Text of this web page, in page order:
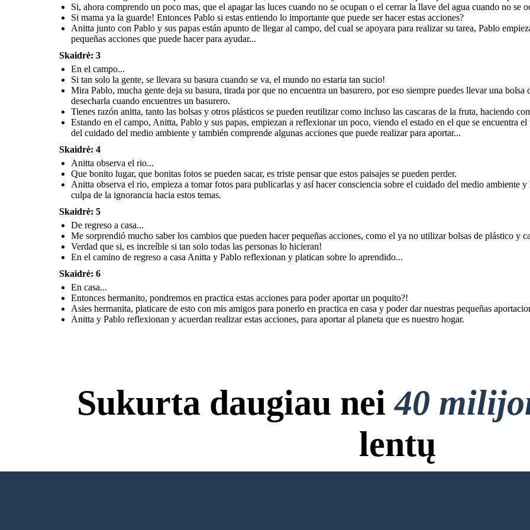
En el camino de regreso a casa Anitta y Pablo reflexionan y platican
sobre lo aprendido...
Anitta y Pablo reflexionan y acuerdan realizar estas acciones, para
aportar al planeta que es nuestro hogar.
hogar!
En casa...
Estando en el campo, Anitta, Pablo y sus papas, empiezan a reflexionar
un poco, viendo el estado en el que se encuentra elpaisaje, Pablo cada
vez entiende mas sobre la importancia del cuidado del medio ambiente y
también comprende algunas acciones que puede realizar para aportar...
Anitta y Pablo reflexionan y acuerdan realizar estas acciones, para
aportar al planeta que es nuestro hogar.
reutilizar como incluso las
cascaras de la fruta,
haciendo compostas para
las plantas o el jardin.
Asies hermanita, platicare
de esto con mis amigos para
ponerlo en practica en casa y
Si, ahora comprendo un poco mas, que el apagar las luces cuando no se ocupan o el cerrar la llave del agua cuando no se
Si mama ya la guarde! Entonces Pablo si estas entiendo lo importante que puede ser hacer estas acciones?
Anitta junto con Pablo y sus papas están apunto de llegar al campo, del cual se apoyara para realizar su tarea, Pablo
pequeñas acciones que puede hacer para ayudar...
Skaidrė: 3
En el campo...
Si tan solo la gente, se llevara su basura cuando se va, el mundo no estaria tan sucio!
Mira Pablo, mucha gente deja su basura, tirada por que no encuentra un basurero, por eso siempre puedes llevar una
desecharla cuando encuentres un basurero.
Tienes razón anitta, tanto las bolsas y otros plásticos se pueden reutilizar como incluso las cascaras de la fruta, haciendo
Estando en el campo, Anitta, Pablo y sus papas, empiezan a reflexionar un poco, viendo el estado en el que se encuentra
del cuidado del medio ambiente y también comprende algunas acciones que puede realizar para aportar...
Skaidrė: 4
Anitta observa el rio...
Que bonito lugar, que bonitas fotos se pueden sacar, es triste pensar que estos paisajes se pueden perder.
Anitta observa el rio, empieza a tomar fotos para publicarlas y así hacer consciencia sobre el cuidado del medio ambiente
culpa de la ignorancia hacia estos temas.
Skaidrė: 5
De regreso a casa...
Me sorprendió mucho saber los cambios que pueden hacer pequeñas acciones, como el ya no utilizar bolsas de plástico y
Verdad que si, es increíble si tan solo todas las personas lo hicieran!
En el camino de regreso a casa Anitta y Pablo reflexionan y platican sobre lo aprendido...
Skaidrė: 6
En casa...
Entonces hermanito, pondremos en practica estas acciones para poder aportar un poquito?!
Asies hermanita, platicare de esto con mis amigos para ponerlo en practica en casa y poder dar nuestras pequeñas
Anitta y Pablo reflexionan y acuerdan realizar estas acciones, para aportar al planeta que es nuestro hogar.
Sukurta daugiau nei40
lentų
Nereikia Atsisiuntimų, Nereikia Kredito Kortelės